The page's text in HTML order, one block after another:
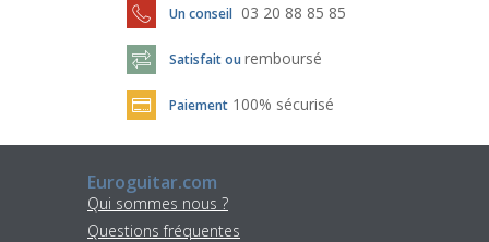
Un conseil 03 20 88 85 85
Satisfait ou remboursé
Paiement 100% sécurisé
Euroguitar.com
Qui sommes nous ?
Questions fréquentes